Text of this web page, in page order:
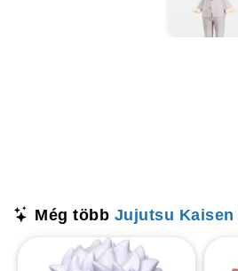
Még több Jujutsu Kaisen